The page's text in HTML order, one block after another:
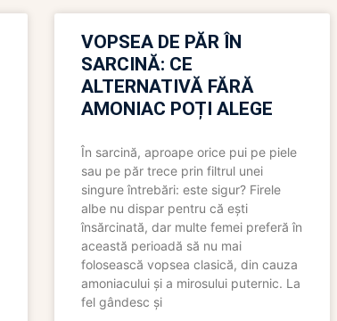
VOPSEA DE PĂR ÎN
SARCINĂ: CE
ALTERNATIVĂ FĂRĂ
AMONIAC POȚI ALEGE
În sarcină, aproape orice pui pe piele
sau pe păr trece prin filtrul unei
singure întrebări: este sigur? Firele
albe nu dispar pentru că ești
însărcinată, dar multe femei preferă în
această perioadă să nu mai
folosească vopsea clasică, din cauza
amoniacului și a mirosului puternic. La
fel gândesc și